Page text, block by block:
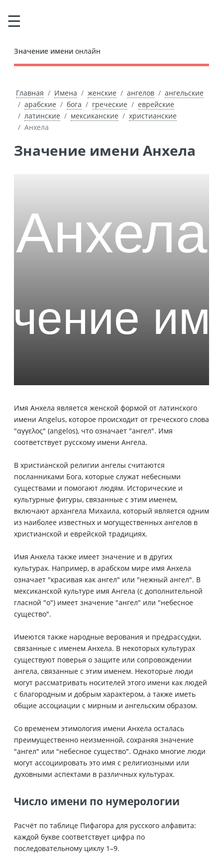
Значение имени онлайн
Главная Имена женские ангелов
ангельские
арабские
бога греческие
еврейские
латинские
мексиканские
христианские
Анхела
Значение имени Анхела
Имя Анхела является женской формой от латинского
имени Angelus, которое происходит от греческого слова
"αγγελος" (angelos), что означает "ангел". Имя
соответствует русскому имени Ангела.
В христианской религии ангелы считаются
посланниками Бога, которые служат небесными
существами и помогают людям. Исторические и
культурные фигуры, связанные с этим именем,
включают архангела Михаила, который является одним
из наиболее известных и могущественных ангелов в
христианской и еврейской традициях.
Имя Анхела также имеет значение и в других
культурах. Например, в арабском мире имя Анхела
означает "красивая как ангел" или "нежный ангел". В
мексиканской культуре имя Ангела (с дополнительной
гласной "o") имеет значение "ангел" или "небесное
существо".
Имеются также народные верования и предрассудки,
связанные с именем Анхела. В некоторых культурах
существуют поверья о защите или сопровождении
ангела, связанные с этим именем. Некоторые люди
могут рассматривать носителей этого имени как людей
с благородным и добрым характером, а также иметь
общие ассоциации с мирным и ангельским образом.
Со временем этимология имени Анхела осталась
преимущественно неизменной, сохраняя значение
"ангел" или "небесное существо". Однако многие люди
могут ассоциировать это имя с религиозными или
духовными аспектами в различных культурах.
Число имени по нумерологии
Расчёт по таблице Пифагора для русского алфавита:
каждой букве соответствует цифра по
последовательному циклу 1–9.